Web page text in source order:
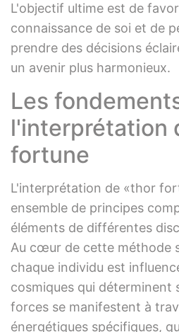
L'objectif ultime est de
connaissance de soi et de
prendre des décisions
un avenir plus harmonieux.
Les
l'interprétation
fortune
L'interprétation de «thor
ensemble de principes
éléments de différentes
Au cœur de cette méthode
chaque individu est
cosmiques qui déterminent
forces se manifestent à
énergétiques spécifiques,